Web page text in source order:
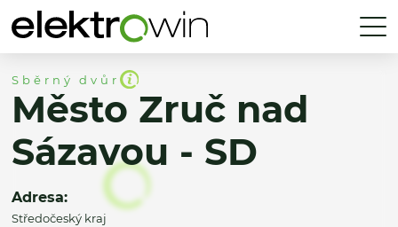
Sběrný dvůr
Město Zruč nad
Sázavou - SD
Adresa:
Středočeský kraj